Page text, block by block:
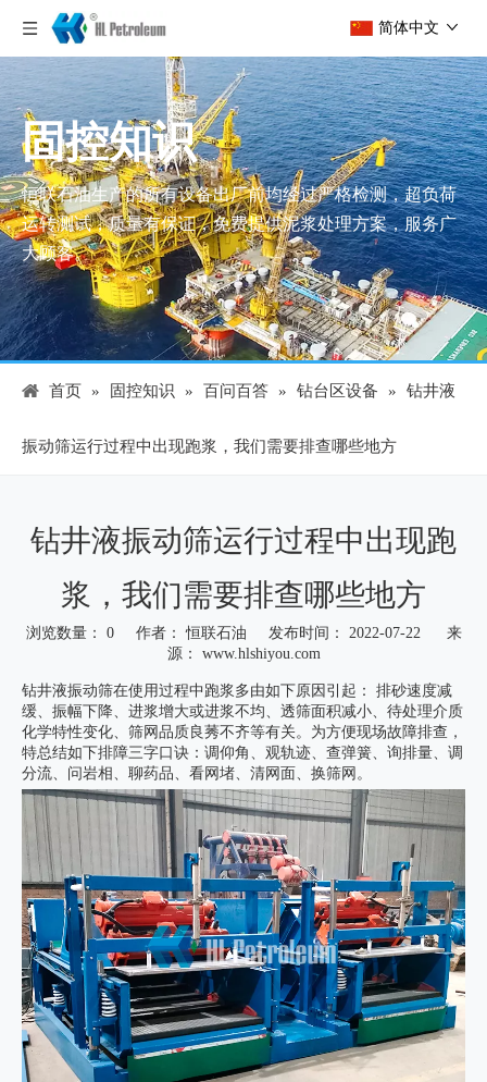
简体中文
固控知识
恒联石油生产的所有设备出厂前均经过严格检测，超负荷
运转测试，质量有保证，免费提供泥浆处理方案，服务广
大顾客。
首页 » 固控知识 » 百问百答 » 钻台区设备 » 钻井液
振动筛运行过程中出现跑浆，我们需要排查哪些地方
钻井液振动筛运行过程中出现跑
浆，我们需要排查哪些地方
浏览数量： 0作者： 恒联石油 发布时间： 2022-07-22 来
源： www.hlshiyou.com
["wechat","weibo","qzone","douban","email"]
钻井液振动筛在使用过程中跑浆多由如下原因引起： 排砂速度减
缓、振幅下降、进浆增大或进浆不均、透筛面积减小、待处理介质
化学特性变化、筛网品质良莠不齐等有关。为方便现场故障排查，
特总结如下排障三字口诀：调仰角、观轨迹、查弹簧、询排量、调
分流、问岩相、聊药品、看网堵、清网面、换筛网。